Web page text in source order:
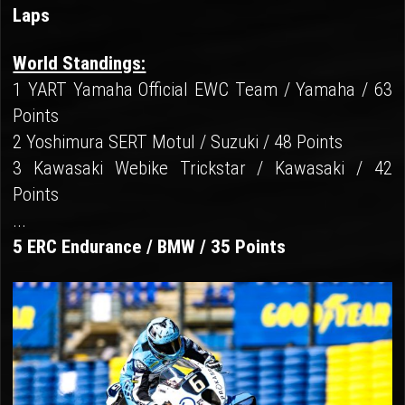
Laps
World Standings:
1 YART Yamaha Official EWC Team / Yamaha / 63
Points
2 Yoshimura SERT Motul / Suzuki / 48 Points
3 Kawasaki Webike Trickstar / Kawasaki / 42
Points
...
5 ERC Endurance / BMW / 35 Points